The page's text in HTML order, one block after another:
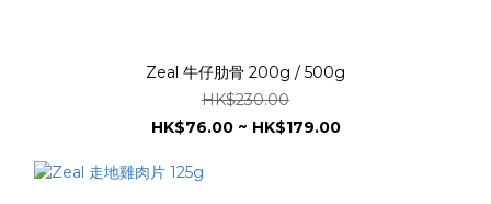
Zeal 牛仔肋骨 200g / 500g
HK$230.00
HK$76.00 ~ HK$179.00